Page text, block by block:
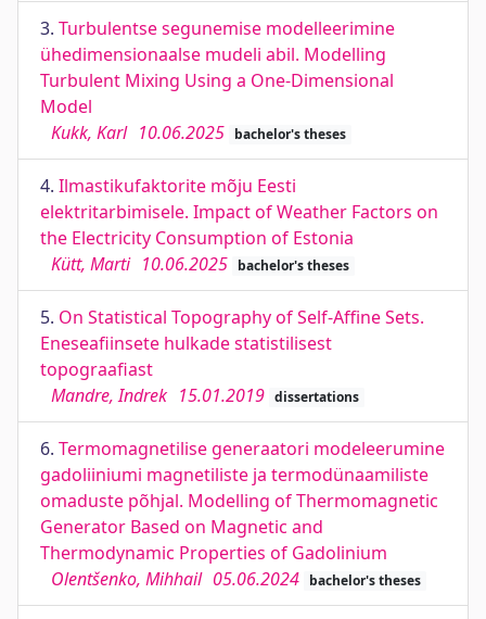
3. Turbulentse segunemise modelleerimine
ühedimensionaalse mudeli abil. Modelling
Turbulent Mixing Using a One-Dimensional
Model
Kukk, Karl 10.06.2025 bachelor's theses
4. Ilmastikufaktorite mõju Eesti
elektritarbimisele. Impact of Weather Factors on
the Electricity Consumption of Estonia
Kütt, Marti 10.06.2025 bachelor's theses
5. On Statistical Topography of Self-Affine Sets.
Eneseafiinsete hulkade statistilisest
topograafiast
Mandre, Indrek 15.01.2019 dissertations
6. Termomagnetilise generaatori modeleerumine
gadoliiniumi magnetiliste ja termodünaamiliste
omaduste põhjal. Modelling of Thermomagnetic
Generator Based on Magnetic and
Thermodynamic Properties of Gadolinium
Olentšenko, Mihhail 05.06.2024 bachelor's theses